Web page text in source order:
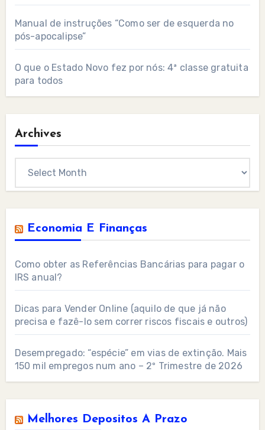
Manual de instruções “Como ser de esquerda no
pós-apocalipse”
O que o Estado Novo fez por nós: 4ª classe gratuita
para todos
Archives
Economia E Finanças
Como obter as Referências Bancárias para pagar o
IRS anual?
Dicas para Vender Online (aquilo de que já não
precisa e fazê-lo sem correr riscos fiscais e outros)
Desempregado: “espécie” em vias de extinção. Mais
150 mil empregos num ano – 2º Trimestre de 2026
Melhores Depositos A Prazo